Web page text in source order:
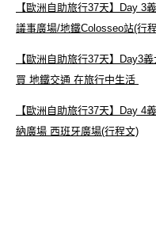
【歐洲自助旅行37天】Day 3
議事廣場/地鐵Colosseo站(行
【歐洲自助旅行37天】Day3
買 地鐵交通 在旅行中生活
【歐洲自助旅行37天】Day 4
納廣場 西班牙廣場(行程文)